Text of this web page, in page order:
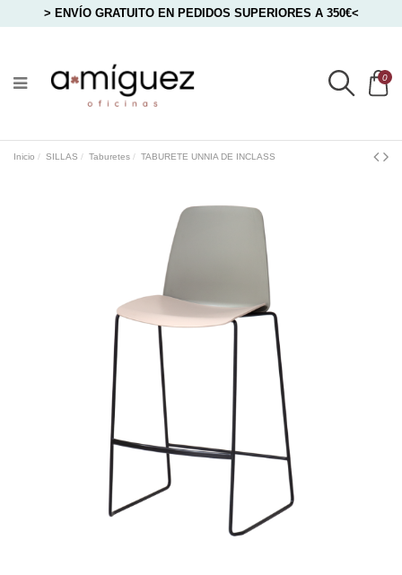
> ENVÍO GRATUITO EN PEDIDOS SUPERIORES A 350€<
0
Inicio SILLAS Taburetes TABURETE UNNIA DE INCLASS